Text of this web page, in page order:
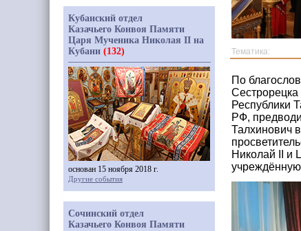
Тематика:
По
Сестрорецка
Республики
РФ,
Талхинович
Николай II и
Кубанский отдел
Казачьего Конвоя Памяти
Царя Мученика Николая II на
Кубани (132)
основан 15 ноября 2018 г.
Другие события
Сочинский отдел
Казачьего Конвоя Памяти